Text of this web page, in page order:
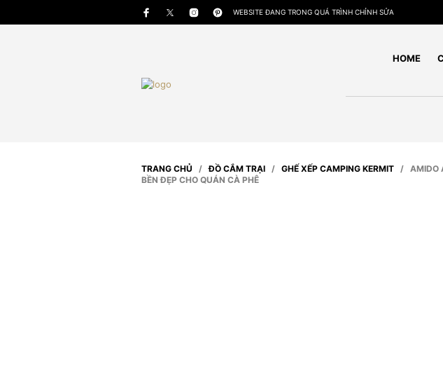
WEBSITE ĐANG TRONG QUÁ TRÌNH CHỈNH SỬA
HOME
TRANG CHỦ /ĐỒ CẮM TRẠI / GHẾ XẾP CAMPING KERMIT / AMIDO
BỀN ĐẸP CHO QUÁN CÀ PHÊ